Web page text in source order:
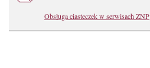
Obsługa ciasteczek w serwisach ZNP